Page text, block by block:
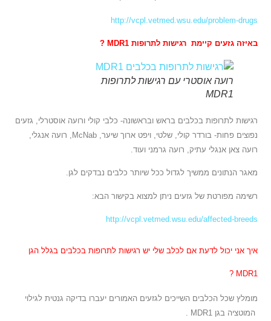
http://vcpl.vetmed.wsu.edu/problem-drugs
באיזה גזעים קיימת רגישות לתרופות MDR1 ?
רועה אוסטרי עם רגישות לתרופות
MDR1
רגישות לתרופות בכלבים בראש ובראשונה- כלבי קולי ורועה אוסטרלי, גזעים
נפוצים פחות- בורדר קולי, שלטי, ויפט ארוך שיער, McNab, רועה אנגלי,
רועה צאן אנגלי עתיק, רועה גרמני ועוד.
מאגר הנתונים ממשיך לגדול ככל שיותר כלבים נבדקים לגן.
רשימה מפורטת של גזעים ניתן למצוא בקישור הבא:
http://vcpl.vetmed.wsu.edu/affected-breeds
איך אני יכול לדעת אם לכלב שלי יש רגישות לתרופות בכלבים בגלל הגן
MDR1 ?
מומלץ שכל הכלבים השייכים לגזעים האמורים יעברו בדיקה גנטית לגילוי
המוטציה בגן MDR1 .